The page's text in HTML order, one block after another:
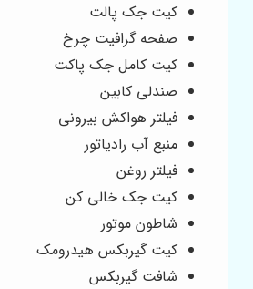
کیت جک پالت
صفحه گرافیت چرخ
کیت کامل جک پاکت
صندلی کابین
فیلتر هواکش بیرونی
منبع آب رادیاتور
فیلتر روغن
کیت جک خالی کن
شاطون موتور
کیت گیربکس هیدرومک
شافت گیربکس